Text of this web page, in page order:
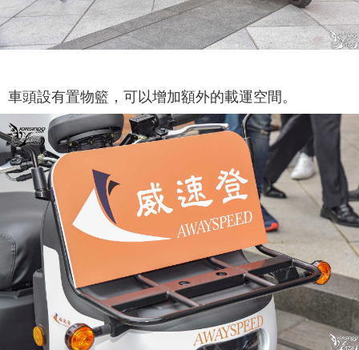
車頭設有置物籃，可以增加額外的載運空間。